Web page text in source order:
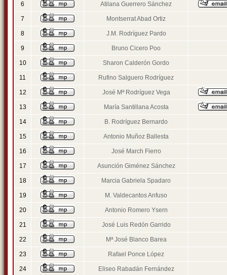
6 Atilana Guerrero Sánchez
7 Montserrat Abad Ortiz
8 J.M. Rodríguez Pardo
9 Bruno Cicero Poo
10 Sharon Calderón Gordo
11 Rufino Salguero Rodríguez
12 José Mª Rodríguez Vega
13 María Santillana Acosta
14 B. Rodríguez Bernardo
15 Antonio Muñoz Ballesta
16 José March Fierro
17 Asunción Giménez Sánchez
18 Marcia Gabriela Spadaro
19 M. Valdecantos Anfuso
20 Antonio Romero Ysern
21 José Luis Redón Garrido
22 Mª José Blanco Barea
23 Rafael Ponce López
24 Eliseo Rabadán Fernández